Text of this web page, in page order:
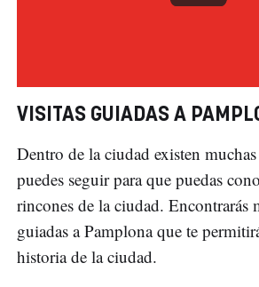
VISITAS GUIADAS A
Dentro de la ciudad existen
puedes seguir para que puedas
rincones de la ciudad. Encontrarás
guiadas a Pamplona que te
historia de la ciudad.